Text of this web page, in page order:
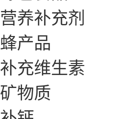
营养补充剂
蜂产品
补充维生素
矿物质